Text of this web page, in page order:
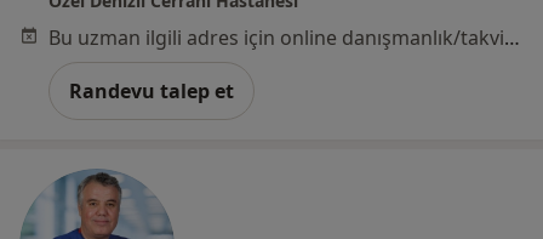
Bu uzman ilgili adres için online danışmanlık/takvim sunmuyor.
Randevu talep et